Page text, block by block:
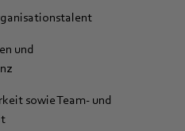
und
sowie Team- und